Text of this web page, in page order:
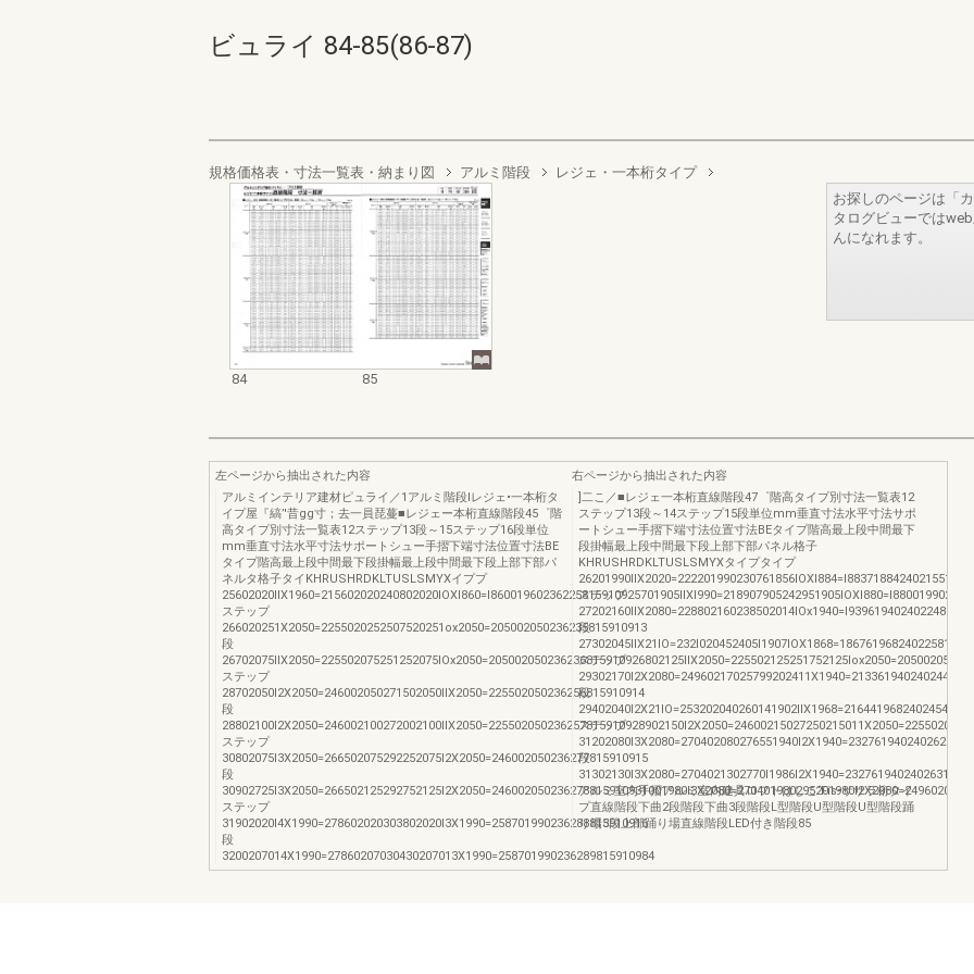
ビュライ 84-85(86-87)
規格価格表・寸法一覧表・納まり図 アルミ階段 レジェ・一本桁タイプ
84 85
お探しのページは「
タログビューでは
んになれます。
左ページから抽出された内容
アルミインテリア建材ピュライ／1アルミ階段Iレジェ•一本桁タ
イプ屋『縞’'昔gg寸；去一員琵蔓■レジェー本桁直線階段45゜階
高タイプ別寸法一覧表12ステップ13段～15ステップ16段単位
mm垂直寸法水平寸法サポートシュー手摺下端寸法位置寸法BE
タイプ階高最上段中間最下段掛幅最上段中間最下段上部下部パ
ネルタ格子タイKHRUSHRDKLTUSLSMYXイププ
ステップ
266020251X2050=2255020252507520251ox2050=205002050236235815910913
段
ステップ
28702050l2X2050=246002050271502050llX2050=225502050236256815910914
段
ステップ
30802075l3X2050=266502075292252075l2X2050=246002050236277815910915
段
ステップ
31902020l4X1990=278602020303802020l3X1990=258701990236288815910916
段
3200207014X1990=27860207030430207013X1990=258701990236289815910984
右ページから抽出された内容
]二こ／■レジェ一本桁直線階段47゜階高タイプ別寸法一覧表12
ステップ13段～14ステップ15段単位mm垂直寸法水平寸法サポ
ートシュー手摺下端寸法位置寸法BEタイプ階高最上段中間最下
段掛幅最上段中間最下段上部下部パネル格子
KHRUSHRDKLTUSLSMYXタイプタイプ
ステップ
段
ステップ
段
ステップ
段
アルミ室内手摺アルミ室内建具ロフトはしこ‘Fis•ササラ桁タイ
プ直線階段下曲2段階段下曲3段階段L型階段U型階段U型階段踊
り場3段上部踊り場直線階段LED付き階段85